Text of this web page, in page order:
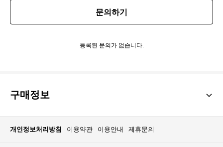
문의하기
등록된 문의가 없습니다.
구매정보
개인정보처리방침 이용약관 이용안내 제휴문의